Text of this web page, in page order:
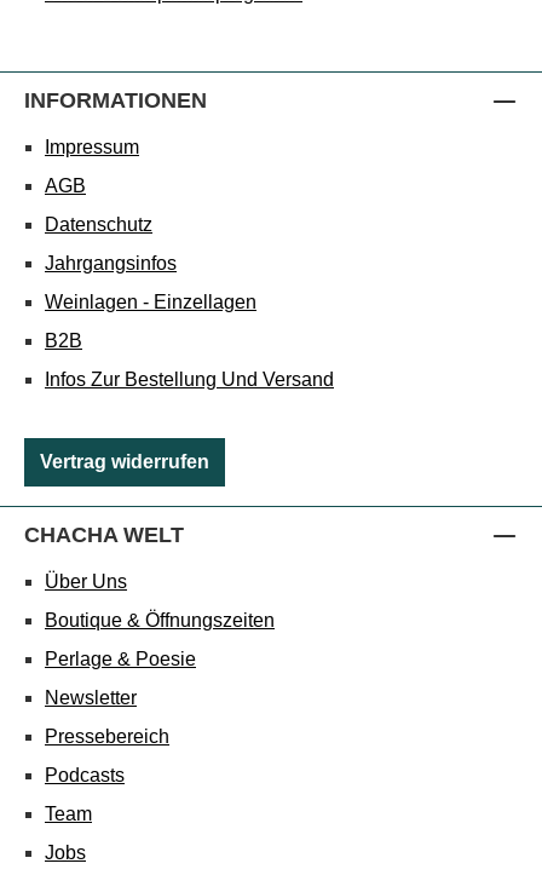
INFORMATIONEN
Impressum
AGB
Datenschutz
Jahrgangsinfos
Weinlagen - Einzellagen
B2B
Infos Zur Bestellung Und Versand
Vertrag widerrufen
CHACHA WELT
Über Uns
Boutique & Öffnungszeiten
Perlage & Poesie
Newsletter
Pressebereich
Podcasts
Team
Jobs